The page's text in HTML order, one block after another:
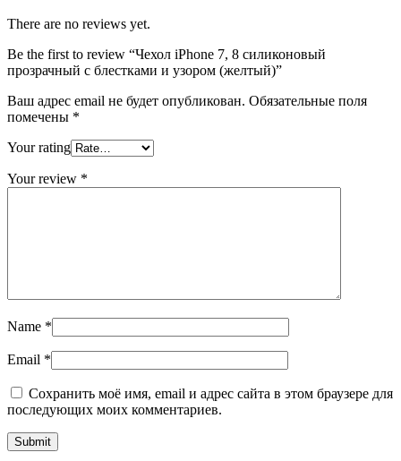
узором
quantity
There are no reviews yet.
Be the first to review “Чехол iPhone 7, 8 силиконовый
прозрачный с блестками и узором (желтый)”
Ваш адрес email не будет опубликован. Обязательные поля
помечены *
Your rating
Your review *
Name *
Email *
Сохранить моё имя, email и адрес сайта в этом браузере для
последующих моих комментариев.